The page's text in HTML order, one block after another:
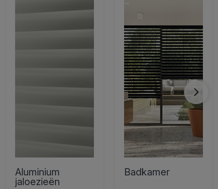
Aluminium
jaloezieën
Badkamer